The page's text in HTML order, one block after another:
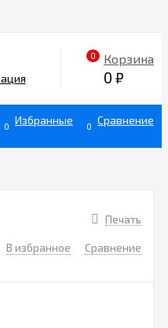
0 Корзина
0 ₽
0 Избранные 0 Сравнение
Печать
В избранное Сравнение